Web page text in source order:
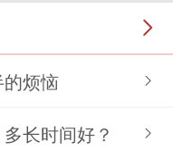
的烦恼
长时间好？